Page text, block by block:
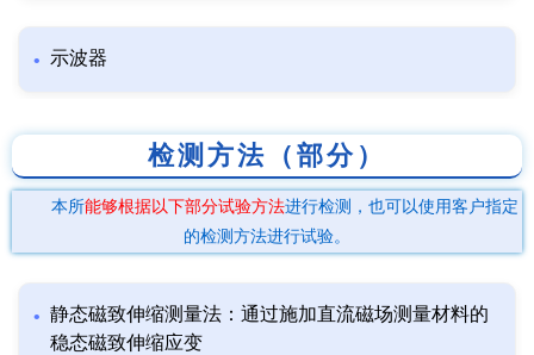
示波器
检测方法（部分）
本所能够根据以下部分试验方法进行检测，也可以使用客户指定
的检测方法进行试验。
静态磁致伸缩测量法：通过施加直流磁场测量材料的
稳态磁致伸缩应变